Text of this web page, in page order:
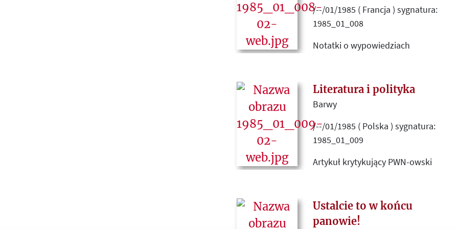
/--/01/1985 ( Francja ) sygnatura:
1985_01_008
Notatki o wypowiedziach
Literatura i polityka
Barwy
/--/01/1985 ( Polska ) sygnatura:
1985_01_009
Artykuł krytykujący PWN-owski
stosunek do pisarzy emigracyjnych,
zwłaszcza Gustawa Herlinga-
Ustalcie to w końcu
panowie!